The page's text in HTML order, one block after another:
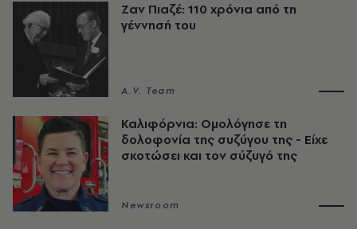
Ζαν Πιαζέ: 110 χρόνια από τη
γέννησή του
A.V. Team
Καλιφόρνια: Ομολόγησε τη
δολοφονία της συζύγου της - Είχε
σκοτώσει και τον σύζυγό της
Newsroom